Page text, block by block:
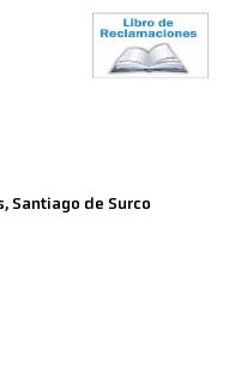
Santiago de Surco